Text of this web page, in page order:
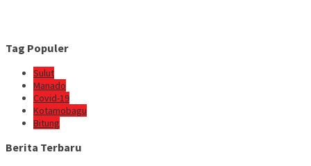
Tag Populer
Sulut
Manado
Covid-19
Kotamobagu
Bitung
Berita Terbaru